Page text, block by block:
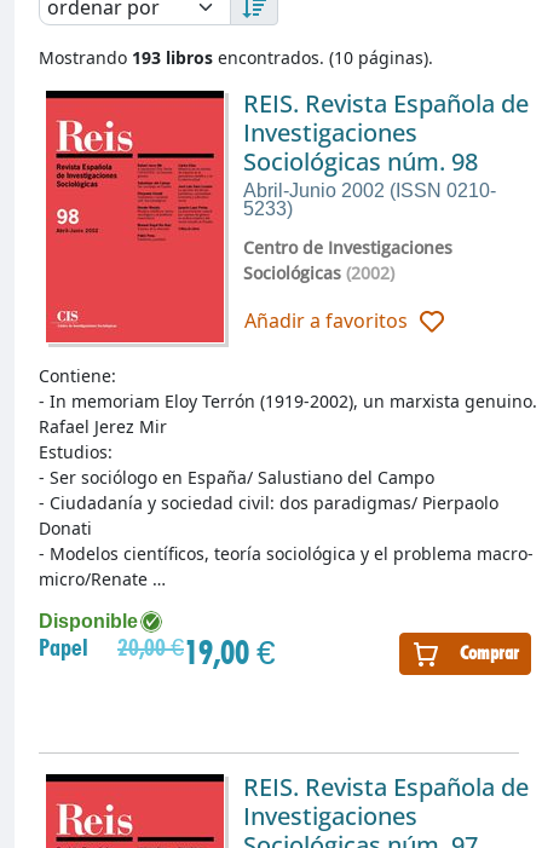
Mostrando 193 libros encontrados. (10 páginas).
REIS. Revista Española de
Investigaciones
Sociológicas núm. 98
Abril-Junio 2002 (ISSN 0210-
5233)
Centro de Investigaciones
Sociológicas(2002)
Añadir a favoritos
Disponible
Papel 20,00 €19,00 € Comprar
Contiene:
- In memoriam Eloy Terrón (1919-2002), un marxista genuino.
Rafael Jerez Mir
Estudios:
- Ser sociólogo en España/ Salustiano del Campo
- Ciudadanía y sociedad civil: dos paradigmas/ Pierpaolo
Donati
- Modelos científicos, teoría sociológica y el problema macro-
micro/Renate …
REIS. Revista Española de
Investigaciones